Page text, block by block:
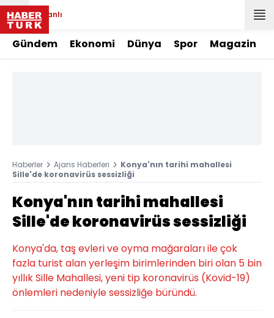
Canlı
Gündem Ekonomi Dünya Spor Magazin
Haberler Ajans Haberleri
Konya'nın tarihi mahallesi
Sille'de koronavirüs sessizliği
Konya'nın tarihi mahallesi
Sille'de koronavirüs sessizliği
Konya'da, taş evleri ve oyma mağaraları ile çok
fazla turist alan yerleşim birimlerinden biri olan 5 bin
yıllık Sille Mahallesi, yeni tip koronavirüs (Kovid-19)
önlemleri nedeniyle sessizliğe büründü.